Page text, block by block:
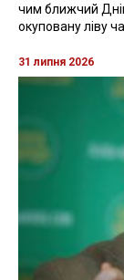
чим ближчий
окуповану ліву
31 липня 2026